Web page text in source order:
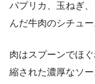
パプリカ、玉ねぎ
んだ牛肉のシチュー
肉はスプーンでほ
縮された濃厚なソー